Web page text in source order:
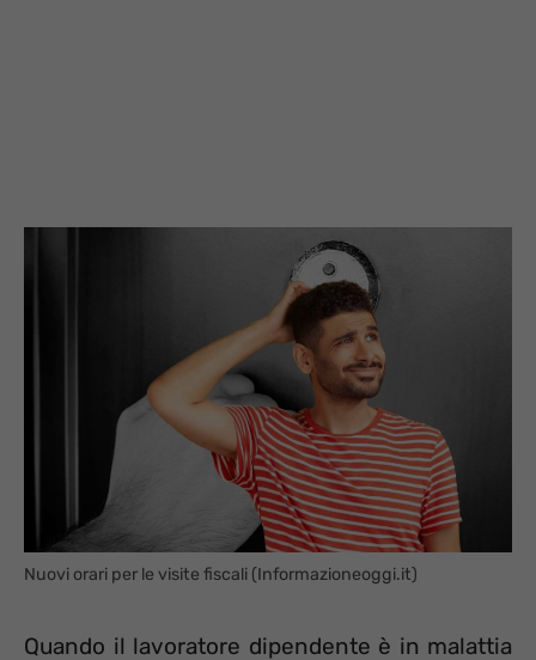
Nuovi orari per le visite fiscali (Informazioneoggi.it)
Quando il lavoratore dipendente è in malattia